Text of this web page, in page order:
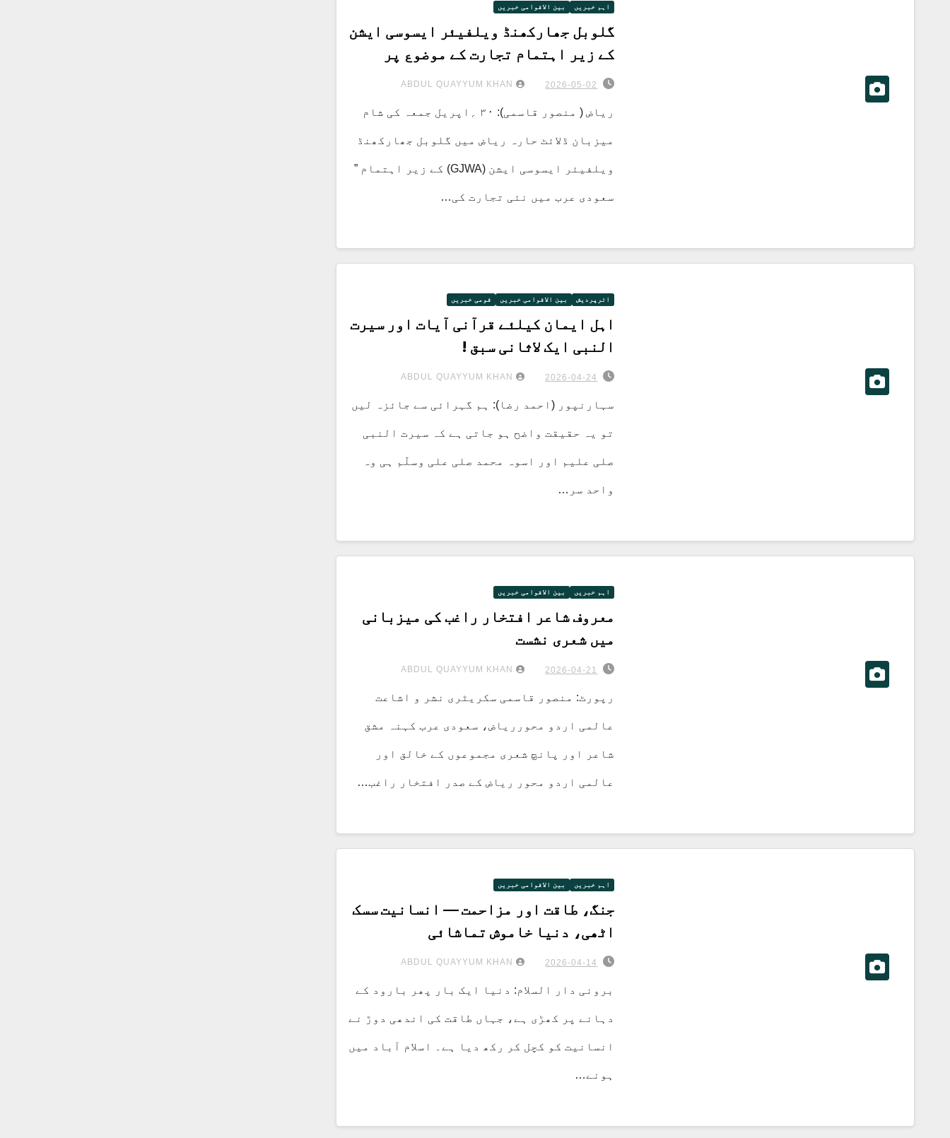
اہم خبریں بین الاقوامی خبریں
گلوبل جھارکھنڈ ویلفیئر ایسوسی ایشن
کے زیر اہتمام تجارت کے موضوع پر
ورکشاپ
2026-05-02
ABDUL QUAYYUM KHAN
ریاض ( منصور قاسمی): ۳۰ ؍اپریل جمعہ کی شام
میزبان ڈلائٹ حارہ ریاض میں گلوبل جھارکھنڈ
ویلفیئر ایسوسی ایشن (GJWA) کے زیر اہتمام ”
سعودی عرب میں نئی تجارت کی…
اترپردیش بین الاقوامی خبریں قومی خبریں
اہل ایمان کیلئے قرآنی آیات اور سیرت
النبی ایک لاثانی سبق !
2026-04-24
ABDUL QUAYYUM KHAN
سہارنپور (احمد رضا): ہم گہرائی سے جائزہ لیں
تو یہ حقیقت واضح ہو جاتی ہے کہ سیرت النبی
صلی علیم اور اسوہ محمد صلی علی وسلّم ہی وہ
واحد سر…
اہم خبریں بین الاقوامی خبریں
معروف شاعر افتخار راغب کی میزبانی
میں شعری نشست
2026-04-21
ABDUL QUAYYUM KHAN
رپورٹ: منصور قاسمی سکریٹری نشر و اشاعت
عالمی اردو محورریاض، سعودی عرب کہنہ مشق
شاعر اور پانچ شعری مجموعوں کے خالق اور
عالمی اردو محور ریاض کے صدر افتخار راغب…
اہم خبریں بین الاقوامی خبریں
جنگ، طاقت اور مزاحمت — انسانیت سسک
اٹھی، دنیا خاموش تماشائی
2026-04-14
ABDUL QUAYYUM KHAN
برونی دار السلام: دنیا ایک بار پھر بارود کے
دہانے پر کھڑی ہے، جہاں طاقت کی اندھی دوڑ نے
انسانیت کو کچل کر رکھ دیا ہے۔ اسلام آباد میں
ہونے…